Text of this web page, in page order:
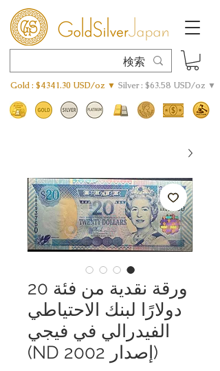
Gold : $4341.30 USD/oz ▼ Silver : $63.58 USD/oz ▼
ورقة نقدية من فئة 20
دولارًا لبنك الاحتياطي
الفيدرالي في فيجي
(إصدار ND 2002)